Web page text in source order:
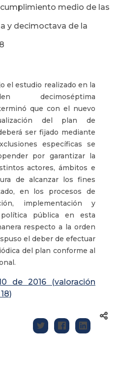
medio de las
y decimoctava de la
el estudio realizado en la
decimoséptima
que con el nuevo
del plan de
ser fijado mediante
específicas se
por garantizar la
actores, ámbitos e
de alcanzar los fines
en los procesos de
implementación y
pública en esta
respecto a la orden
el deber de efectuar
del plan conforme al
de 2016 (valoración